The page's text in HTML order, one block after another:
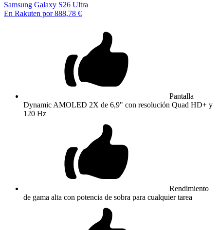
Samsung Galaxy S26 Ultra
En Rakuten por 888,78 €
Pantalla
Dynamic AMOLED 2X de 6,9" con resolución Quad HD+ y
120 Hz
Rendimiento
de gama alta con potencia de sobra para cualquier tarea